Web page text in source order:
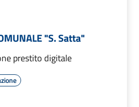
"S. Satta"
prestito digitale